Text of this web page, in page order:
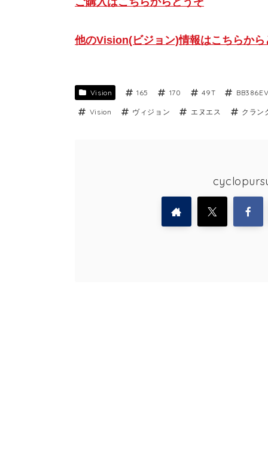
他のVision(ビジョン)情報はこちらから
Vision 165 170 49T
Vision ヴィジョン エヌエス クラン